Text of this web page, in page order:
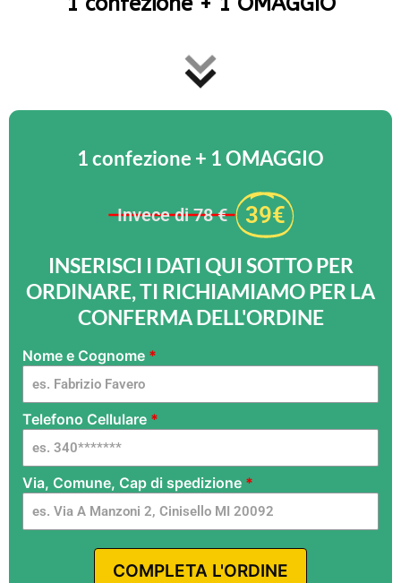
1 confezione + 1 OMAGGIO
Invece di 78 € 39€
INSERISCI I DATI QUI SOTTO PER
ORDINARE, TI RICHIAMIAMO PER LA
CONFERMA DELL'ORDINE
invisible
2x1 - ITA
-
FlamyFox
- G dgen
- v2
Nome e Cognome *
Telefono Cellulare *
Via, Comune, Cap di spedizione *
COMPLETA L'ORDINE